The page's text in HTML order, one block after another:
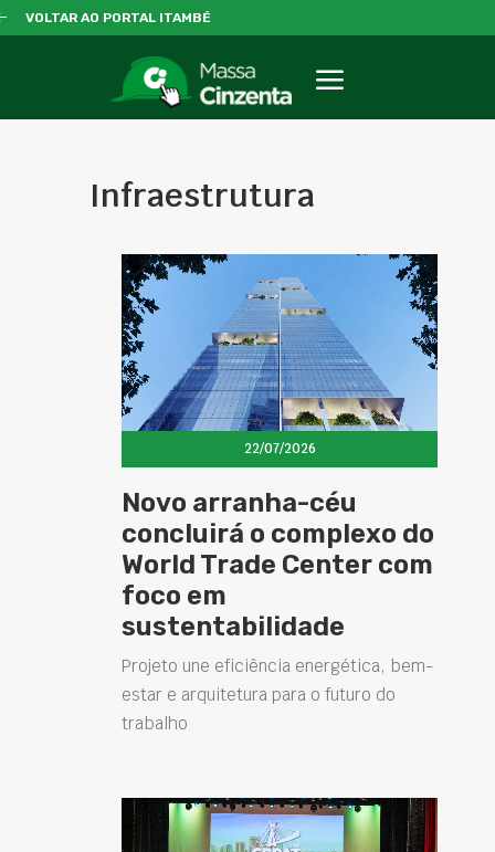
VOLTAR AO PORTAL ITAMBÉ
Infraestrutura
22/07/2026
Novo arranha-céu
concluirá o complexo do
World Trade Center com
foco em
sustentabilidade
Projeto une eficiência energética, bem-
estar e arquitetura para o futuro do
trabalho